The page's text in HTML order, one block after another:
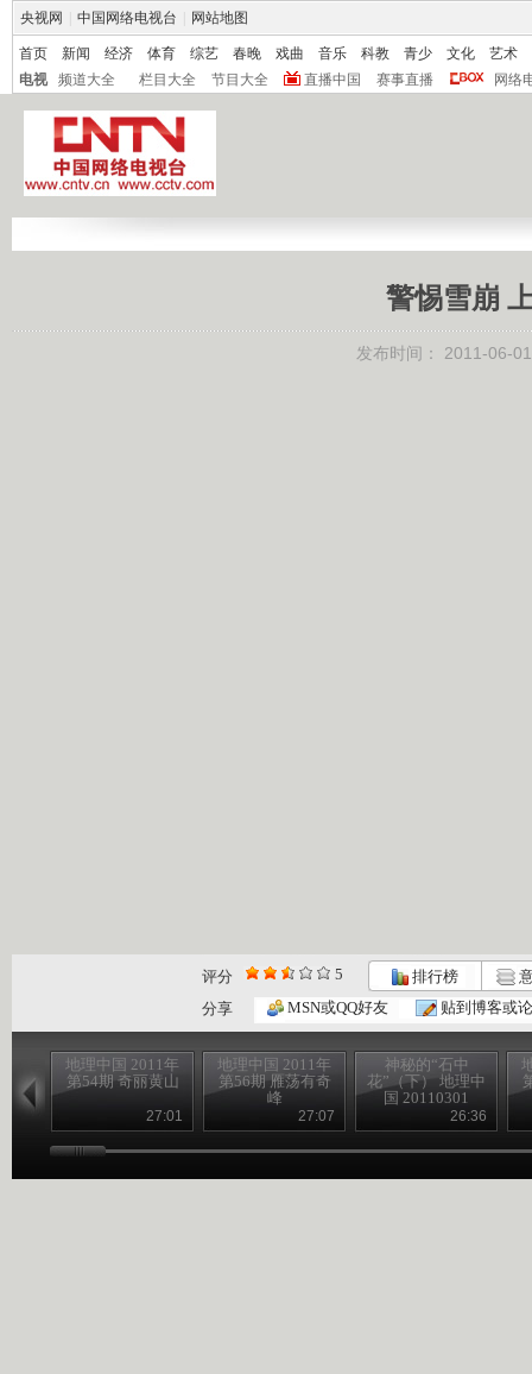
央视网 中国网络电视台 网站地图
首页 新闻 经济 体育 综艺 春晚 戏曲 音乐 科教 青少 文化
艺术
电视
频道大全 栏目大全 节目大全 直播中国 赛事直播 网络
警惕雪崩
发布时间： 2011-06-
评分 5 排行榜
分享
MSN或QQ好友 贴到博客或
地理中国 2011年
第54期 奇丽黄山
27:01
地理中国 2011年
第56期 雁荡有奇
峰
27:07
神秘的“石中
花”（下） 地理中
国 20110301
26:36